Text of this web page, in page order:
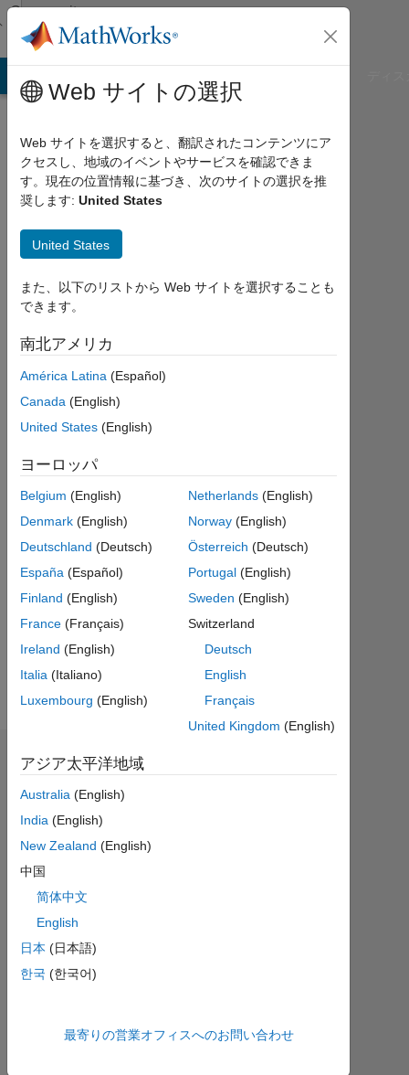
コンテンツへスキップ
Community
Profile
Shunsuke
kishi
Last
6年
以上
年
か
テ
ィ
ブ
Followers:
Follow
バッジ
Shunsuke
kishi's
ッ
MATLAB
Answers
バッジ
Web サイトの選択
Web サイトを選択すると、翻訳されたコンテンツにア
クセスし、地域のイベントやサービスを確認できま
す。現在の位置情報に基づき、次のサイトの選択を推
奨します: United States
United States
また、以下のリストから Web サイトを選択することも
できます。
南北アメリカ
América Latina (Español)
Canada (English)
United States (English)
ヨーロッパ
Belgium (English)
Denmark (English)
Deutschland (Deutsch)
España (Español)
Finland (English)
France (Français)
Ireland (English)
Italia (Italiano)
Luxembourg (English)
Netherlands (English)
Norway (English)
Österreich (Deutsch)
Portugal (English)
Sweden (English)
Switzerland
Deutsch
English
Français
United Kingdom (English)
アジア太平洋地域
Australia (English)
India (English)
New Zealand (English)
中国
简体中文
English
日本 (日本語)
한국 (한국어)
最寄りの営業オフィスへのお問い合わせ